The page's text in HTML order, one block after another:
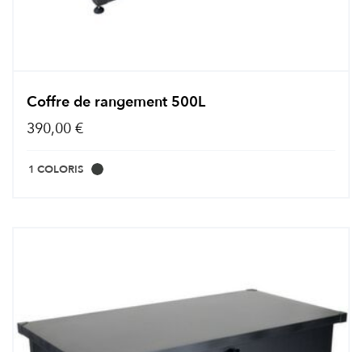
Coffre de rangement 500L
390,00 €
1 COLORIS